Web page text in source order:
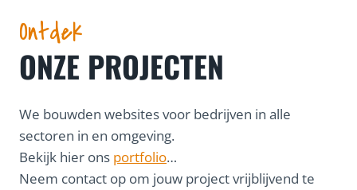
Ontdek
ONZE PROJECTEN
We bouwden websites voor bedrijven in alle
sectoren in en omgeving.
Bekijk hier ons portfolio…
Neem contact op om jouw project vrijblijvend te